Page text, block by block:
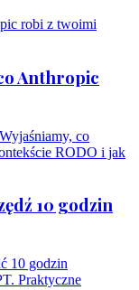
Anthropic
co
RODO i jak
10 godzin
10 godzin
Praktyczne